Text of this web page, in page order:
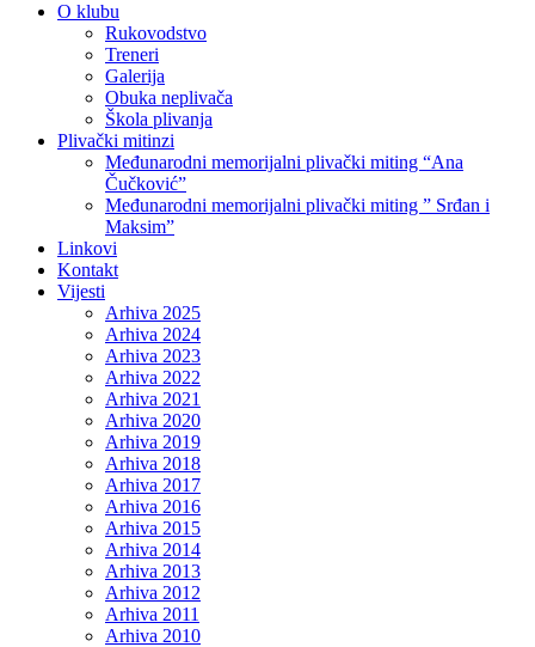
O klubu
Rukovodstvo
Treneri
Galerija
Obuka neplivača
Škola plivanja
Plivački mitinzi
Međunarodni memorijalni plivački miting “Ana
Čučković”
Međunarodni memorijalni plivački miting ” Srđan i
Maksim”
Linkovi
Kontakt
Vijesti
Arhiva 2025
Arhiva 2024
Arhiva 2023
Arhiva 2022
Arhiva 2021
Arhiva 2020
Arhiva 2019
Arhiva 2018
Arhiva 2017
Arhiva 2016
Arhiva 2015
Arhiva 2014
Arhiva 2013
Arhiva 2012
Arhiva 2011
Arhiva 2010